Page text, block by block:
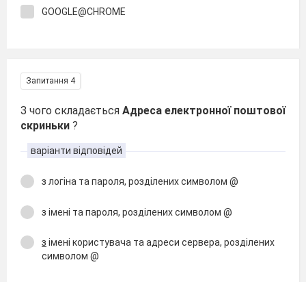
GOOGLE@CHROME
Запитання 4
З чого складається Адреса електронної поштової
скриньки ?
варіанти відповідей
з логіна та пароля, розділених символом @
з імені та пароля, розділених символом @
з імені користува­ча та адреси сервера, розділених
символом @